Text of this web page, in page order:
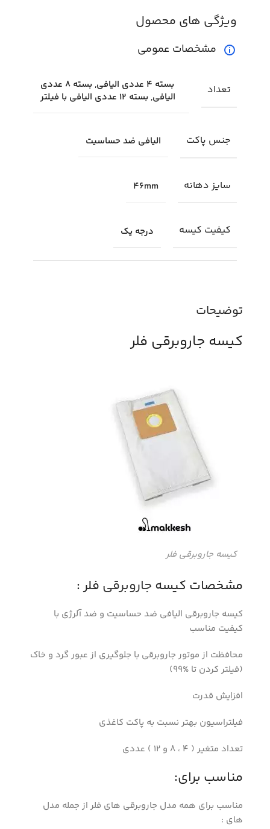
توضیحات
کیسه جاروبرقی فلر
کیسه جاروبرقی فلر
مشخصات کیسه جاروبرقی فلر :
کیسه جاروبرقی الیافی ضد حساسیت و ضد آلرژی با
کیفیت مناسب
محافظت از موتور جاروبرقی با جلوگیری از عبور گرد و خاک
(فیلتر کردن تا %99)
افزایش قدرت
فیلتراسیون بهتر نسبت به پاکت کاغذی
تعداد متغیر ( 4 ، 8 و 12 ) عددی
مناسب برای:
مناسب برای همه مدل جاروبرقی های فلر از جمله مدل
های :
ویژگی های محصول
مشخصات عمومی
تعداد
بسته 4 عددی الیافی, بسته 8 عددی
الیافی, بسته 12 عددی الیافی با فیلتر
جنس پاکت الیافی ضد حساسیت
سایز دهانه ۴۶mm
کیفیت کیسه درجه یک